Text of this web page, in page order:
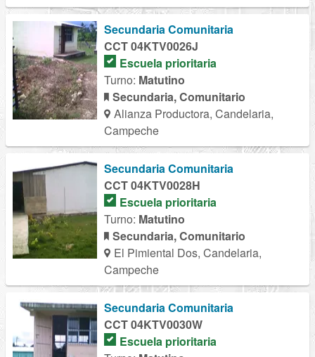
Secundaria Comunitaria
CCT 04KTV0026J
Escuela prioritaria
Turno: Matutino
Secundaria, Comunitario
Alianza Productora, Candelaria,
Campeche
Secundaria Comunitaria
CCT 04KTV0028H
Escuela prioritaria
Turno: Matutino
Secundaria, Comunitario
El Pimiental Dos, Candelaria,
Campeche
Secundaria Comunitaria
CCT 04KTV0030W
Escuela prioritaria